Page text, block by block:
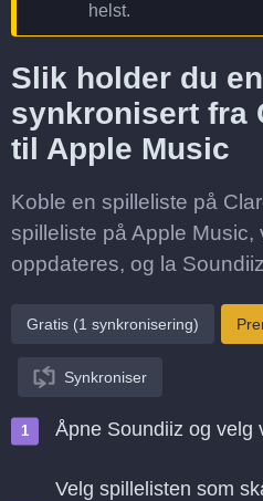
helst.
Slik holder du
synkronisert fra
til Apple Music
Koble en spilleliste på
spilleliste på Apple Music,
oppdateres, og la
Gratis (1 synkronisering)
Synkroniser
Åpne Soundiiz og velg
Velg spillelisten som